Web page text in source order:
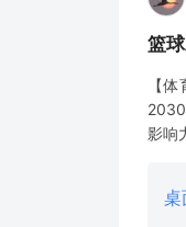
篮
【
影响
桌